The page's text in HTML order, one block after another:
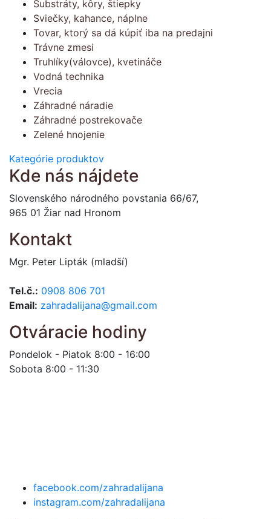
Substráty, kôry, štiepky
Sviečky, kahance, náplne
Tovar, ktorý sa dá kúpiť iba na predajni
Trávne zmesi
Truhlíky(válovce), kvetináče
Vodná technika
Vrecia
Záhradné náradie
Záhradné postrekovače
Zelené hnojenie
Kategórie produktov
Kde nás nájdete
Slovenského národného povstania 66/67,
965 01 Žiar nad Hronom
Kontakt
Mgr. Peter Lipták (mladší)
Tel.č.: 0908 806 701
Email: zahradalijana@gmail.com
Otváracie hodiny
Pondelok - Piatok 8:00 - 16:00
Sobota 8:00 - 11:30
facebook.com/zahradalijana
instagram.com/zahradalijana